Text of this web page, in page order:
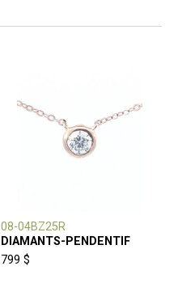
08-04BZ25R
DIAMANTS-PENDENTIF
799 $